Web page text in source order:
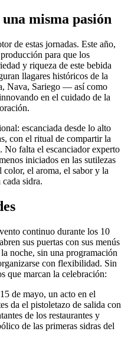
misma pasión
de estas jornadas. Este año,
para que los
y riqueza de este bebida
llagares históricos de la
Nava, Sariego — así como
en el cuidado de la
escanciada desde lo alto
con el ritual de compartir la
No falta el escanciador experto
iniciados en las sutilezas
color, el aroma, el sabor y la
sidra.
continuo durante los 10
sus puertas con sus menús
noche, sin una programación
con flexibilidad. Sin
que marcan la celebración:
de mayo, un acto en el
da el pistoletazo de salida con
de los restaurantes y
de las primeras sidras del